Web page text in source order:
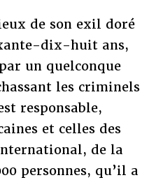
de son exil doré
dix-huit ans,
un quelconque
les criminels
responsable,
et celles des
de la
personnes, qu’il a